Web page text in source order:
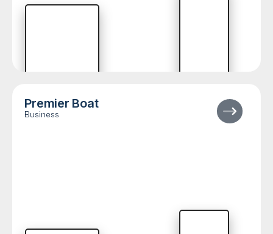
Premier Boat
Business